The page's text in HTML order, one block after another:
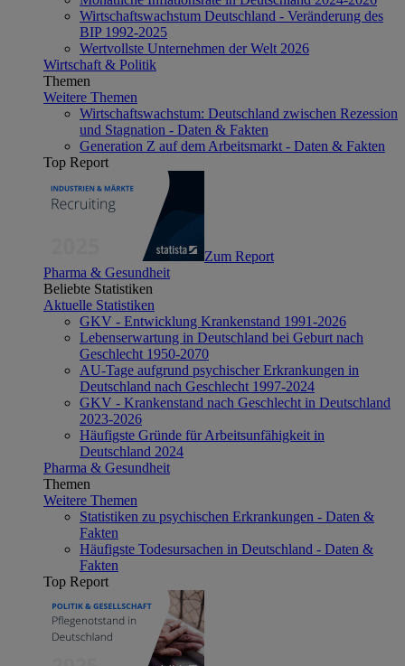
Wirtschaftswachstum Deutschland - Veränderung des
BIP 1992-2025
Wertvollste Unternehmen der Welt 2026
Wirtschaft & Politik
Themen
Weitere Themen
Wirtschaftswachstum: Deutschland zwischen Rezession
und Stagnation - Daten & Fakten
Generation Z auf dem Arbeitsmarkt - Daten & Fakten
Top Report
Zum Report
Pharma & Gesundheit
Beliebte Statistiken
Aktuelle Statistiken
GKV - Entwicklung Krankenstand 1991-2026
Lebenserwartung in Deutschland bei Geburt nach
Geschlecht 1950-2070
AU-Tage aufgrund psychischer Erkrankungen in
Deutschland nach Geschlecht 1997-2024
GKV - Krankenstand nach Geschlecht in Deutschland
2023-2026
Häufigste Gründe für Arbeitsunfähigkeit in
Deutschland 2024
Pharma & Gesundheit
Themen
Weitere Themen
Statistiken zu psychischen Erkrankungen - Daten &
Fakten
Häufigste Todesursachen in Deutschland - Daten &
Fakten
Top Report